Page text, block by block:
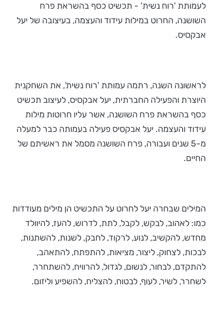
לעמותת 'רוח נשית' - תכשיט כסף בהשראת פרח
השושנה, החרוט במילות עידוד והעצמה, בעיצובה של יעל
אבקסיס.
לראשונה השנה, רתמה עמותת 'רוח נשית', את השחקנית
היוצרת והפעילה החברתית, יעל אבקסיס, לעיצוב תכשיט
כסף בהשראת פרח השושנה, אשר עליו חרוטות מילות
עידוד והעצמה. יעל אבקסיס פעילה בעמותה כבר למעלה
מ-5 שנים ועבורה, פרח השושנה מסמל את ראשיתם של
החיים.
המילים שבחרה יעל לחרוט על התכשיט הן מילים מעודדות
כמו: לאהוב, לבקש, לקבל, לתת, לדרוש, להעז, להיוולד
מחדש, להקשיב, לנוע, לרקוד, לחבק, לשנות, להשתנות,
לבכות, לצחוק, ליצור, מציאות, להתפתח, להתאהב,
להתקדם, לבחור, לנשום, לגדול, להרוויח, להשתחרר,
לשחרר, לשיר, לעוף, לבטוח, להצליח, להשפיע וליזום.